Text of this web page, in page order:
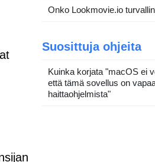
Onko Lookmovie.io
Suosittuja ohjeita
Kuinka korjata "macOS ei
että tämä sovellus on
haittaohjelmista"